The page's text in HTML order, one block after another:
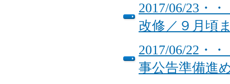
2017/06/23・
改修／９月頃
2017/06/22・
事公告準備進